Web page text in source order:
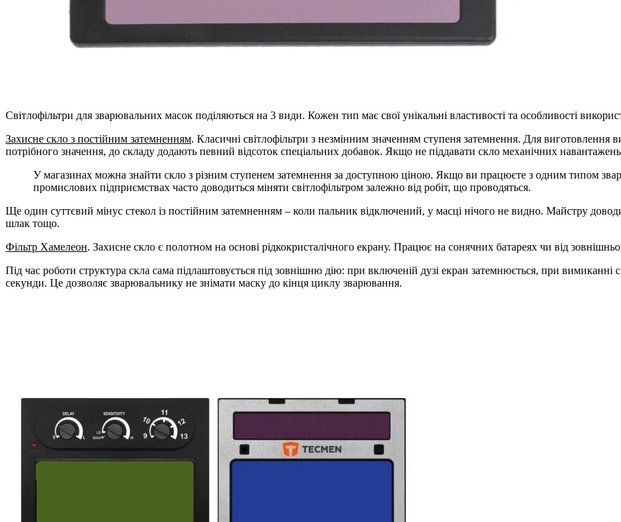
Світлофільтри для зварювальних масок поділяються на 3 види. Кожен тип має свої унікальні властивості та особливості
Захисне скло з постійним затемненням. Класичні світлофільтри з незмінним значенням ступеня затемнення. Для
потрібного значення, до складу додають певний відсоток спеціальних добавок. Якщо не піддавати скло механічних
У магазинах можна знайти скло з різним ступенем затемнення за доступною ціною. Якщо ви працюєте з одним типом
промислових підприємствах часто доводиться міняти світлофільтром залежно від робіт, що проводяться.
Ще один суттєвий мінус стекол із постійним затемненням – коли пальник відключений, у масці нічого не видно. Майстру
шлак тощо.
Фільтр Хамелеон. Захисне скло є полотном на основі рідкокристалічного екрану. Працює на сонячних батареях чи від
Під час роботи структура скла сама підлаштовується під зовнішню дію: при включеній дузі екран затемнюється, при
секунди. Це дозволяє зварювальнику не знімати маску до кінця циклу зварювання.